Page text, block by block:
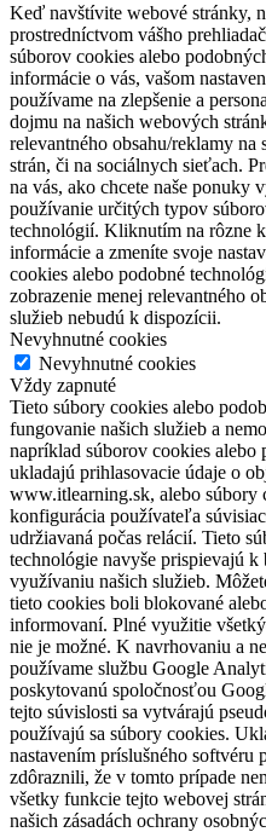
Keď navštívite webové stránky,
prostredníctvom vášho
súborov cookies alebo
informácie o vás, vašom
používame na zlepšenie a
dojmu na našich webových
relevantného obsahu/reklamy
strán, či na sociálnych sieťach.
na vás, ako chcete naše
používanie určitých typov
technológií. Kliknutím na rôzne
informácie a zmeníte svoje
cookies alebo podobné
zobrazenie menej relevantného
služieb nebudú k dispozícii.
Nevyhnutné cookies
Nevyhnutné cookies
Vždy zapnuté
Tieto súbory cookies alebo
fungovanie našich služieb a
napríklad súborov cookies
ukladajú prihlasovacie údaje o
www.itlearning.sk, alebo súbory
konfigurácia používateľa
udržiavaná počas relácií. Tieto
technológie navyše prispievajú k
využívaniu našich služieb.
tieto cookies boli blokované
informovaní. Plné využitie
nie je možné. K navrhovaniu a
používame službu Google
poskytovanú spoločnosťou
tejto súvislosti sa vytvárajú
používajú sa súbory cookies.
nastavením príslušného softvéru
zdôraznili, že v tomto prípade
všetky funkcie tejto webovej
našich zásadách ochrany